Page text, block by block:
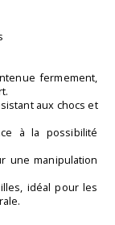
fermement,
aux chocs et
à la possibilité
une manipulation
idéal pour les